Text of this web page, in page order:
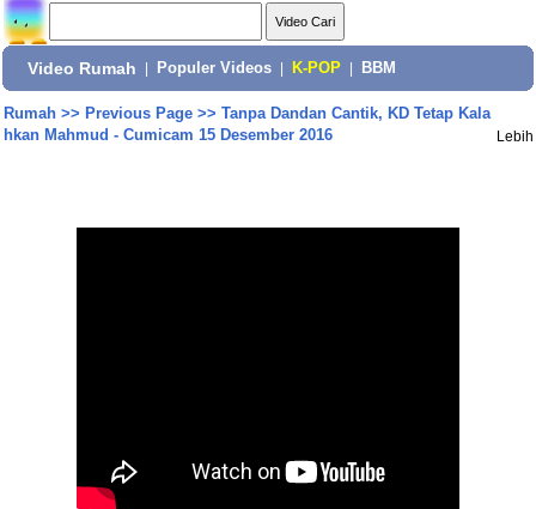
Video Rumah Populer Videos K-POP BBM
Rumah>> Previous Page>> Tanpa Dandan Cantik, KD Tetap Kala
hkan Mahmud - Cumicam 15 Desember 2016
Lebih